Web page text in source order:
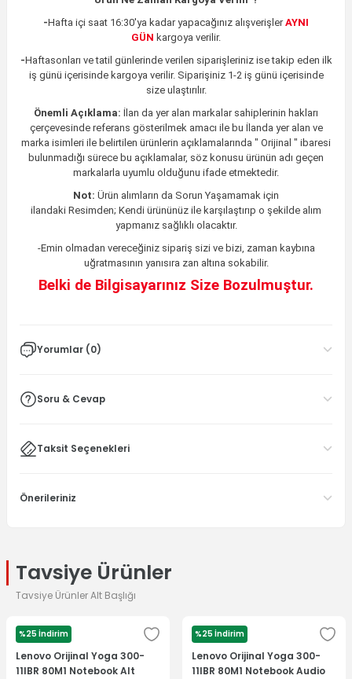
-Hafta içi saat 16:30'ya kadar yapacağınız alışverişler AYNI
GÜN kargoya verilir.
-Haftasonları ve tatil günlerinde verilen siparişleriniz ise takip eden ilk
iş günü içerisinde kargoya verilir. Siparişiniz 1-2 iş günü içerisinde
size ulaştırılır.
Önemli Açıklama: İlan da yer alan markalar sahiplerinin hakları
çerçevesinde referans gösterilmek amacı ile bu İlanda yer alan ve
marka isimleri ile belirtilen ürünlerin açıklamalarında " Orijinal " ibaresi
bulunmadığı sürece bu açıklamalar, söz konusu ürünün adı geçen
markalarla uyumlu olduğunu ifade etmektedir.
Not: Ürün alımların da Sorun Yaşamamak için
ilandaki Resimden; Kendi ürününüz ile karşılaştırıp o şekilde alım
yapmanız sağlıklı olacaktır.
-Emin olmadan vereceğiniz sipariş sizi ve bizi, zaman kaybına
uğratmasının yanısıra zan altına sokabilir.
Belki de Bilgisayarınız Size Bozulmuştur.
Yorumlar (0)
Soru & Cevap
Taksit Seçenekleri
Önerileriniz
Tavsiye Ürünler
Tavsiye Ürünler Alt Başlığı
%25 İndirim
LENOVO
Lenovo Orijinal Yoga 300-
11IBR 80M1 Notebook Alt
%25 İndirim
LENOVO
Lenovo Orijinal Yoga 300-
11IBR 80M1 Notebook Audio